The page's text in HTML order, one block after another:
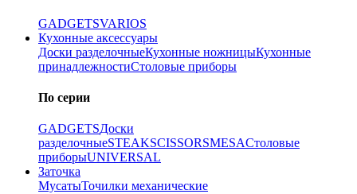
GADGETSVARIOS
Кухонные аксессуары
Доски разделочныеКухонные ножницыКухонные
принадлежностиСтоловые приборы
По серии
GADGETSДоски
разделочныеSTEAKSCISSORSMESAСтоловые
приборыUNIVERSAL
Заточка
МусатыТочилки механические